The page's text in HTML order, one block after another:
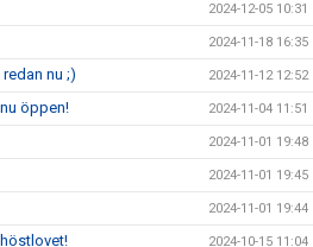
2024-12-05 10:31
2024-11-18 16:35
nu ;) 2024-11-12 12:52
öppen! 2024-11-04 11:51
2024-11-01 19:48
2024-11-01 19:45
2024-11-01 19:44
2024-10-15 11:04